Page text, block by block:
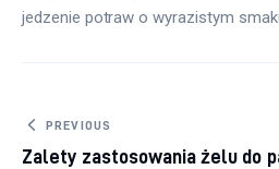
jedzenie potraw o wyrazistym
Nawigacja wpisu
PREVIOUS
Zalety zastosowania żelu do